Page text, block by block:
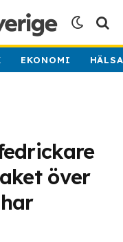
EKONOMI
över